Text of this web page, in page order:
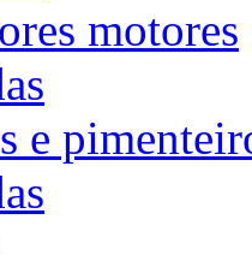
motores
e